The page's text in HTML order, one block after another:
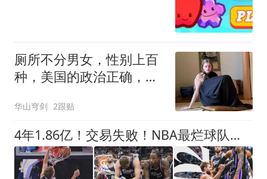
厕所不分男女，性别上百
种，美国的政治正确，正
华山穹剑 2跟贴
4年1.86亿！交易失败！NBA最烂球队砸手里